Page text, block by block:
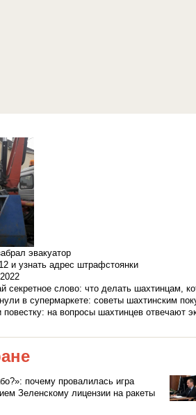
эвакуатор
и узнать адрес штрафстоянки
секретное слово: что делать шахтинцам,
в супермаркете: советы шахтинским
на вопросы шахтинцев отвечают
почему провалилась игра
Зеленскому лицензии на ракеты